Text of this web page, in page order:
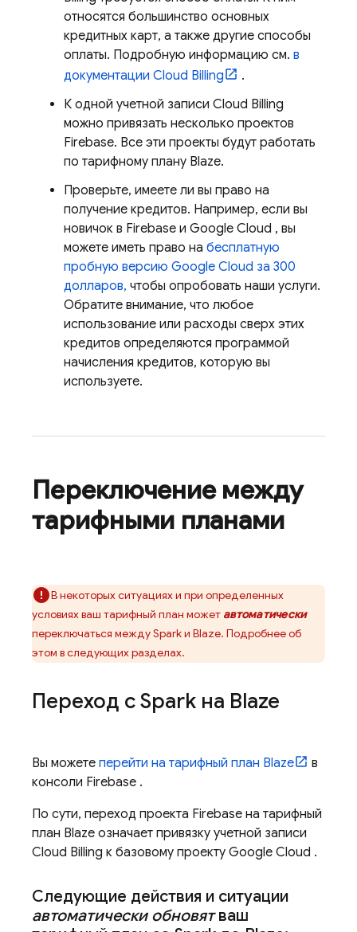
относятся большинство основных
кредитных карт, а также другие способы
оплаты. Подробную информацию см. в
документации Cloud Billing
.
К одной учетной записи Cloud Billing
можно привязать несколько проектов
Firebase. Все эти проекты будут работать
по тарифному плану Blaze.
Проверьте, имеете ли вы право на
получение кредитов. Например, если вы
новичок в Firebase и Google Cloud , вы
можете иметь право на бесплатную
пробную версию Google Cloud за 300
долларов, чтобы опробовать наши услуги.
Обратите внимание, что любое
использование или расходы сверх этих
кредитов определяются программой
начисления кредитов, которую вы
используете.
Переключение между
тарифными планами
В некоторых ситуациях и при определенных
условиях ваш тарифный план может автоматически
переключаться между Spark и Blaze. Подробнее об
этом в следующих разделах.
Переход с Spark на Blaze
Вы можете перейти на тарифный план Blaze
в
консоли Firebase .
По сути, переход проекта Firebase на тарифный
план Blaze означает привязку учетной записи
Cloud Billing к базовому проекту Google Cloud .
Следующие действия и ситуации
автоматически обновятваш